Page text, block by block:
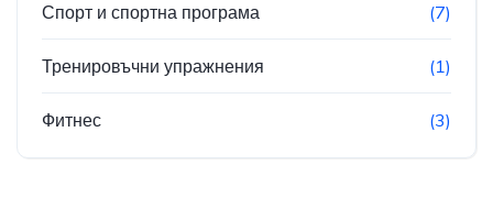
Спорт и спортна програма (7)
Тренировъчни упражнения (1)
Фитнес (3)